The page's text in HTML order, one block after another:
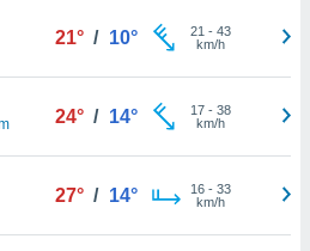
21° / 10° 21 - 43
km/h
24° / 14° 17- 38
km/h
27° / 14° 16- 33
km/h